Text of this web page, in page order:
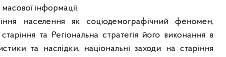
інформації.
населення як соціодемографічний феномен,
та Регіональна стратегія його виконання в
та наслідки, національні заходи на старіння